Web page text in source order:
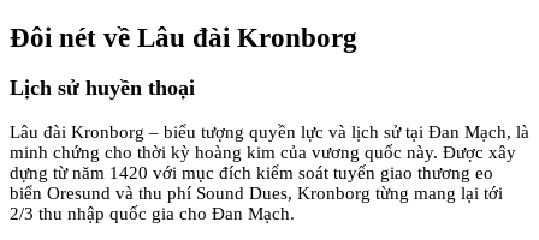
Đôi nét về Lâu đài Kronborg
Lịch sử huyền thoại
Lâu đài Kronborg – biểu tượng quyền lực và lịch sử tại Đan Mạch, là
minh chứng cho thời kỳ hoàng kim của vương quốc này. Được xây
dựng từ năm 1420 với mục đích kiểm soát tuyến giao thương eo
biển Oresund và thu phí Sound Dues, Kronborg từng mang lại tới
2/3 thu nhập quốc gia cho Đan Mạch.